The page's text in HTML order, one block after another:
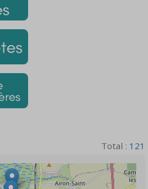
Total : 121